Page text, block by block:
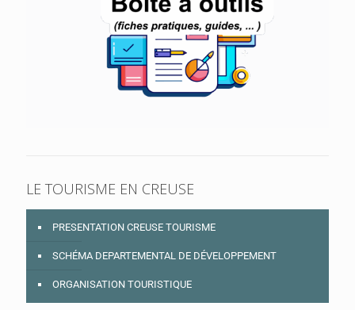
LE TOURISME EN CREUSE
PRESENTATION CREUSE TOURISME
SCHÉMA DEPARTEMENTAL DE DÉVELOPPEMENT
ORGANISATION TOURISTIQUE